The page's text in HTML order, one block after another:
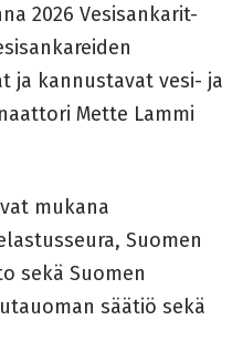
2026 Vesisankarit-
ja kannustavat vesi- ja
Mette Lammi
mukana
Suomen
sekä Suomen
säätiö sekä